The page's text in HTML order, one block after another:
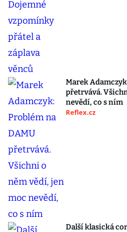
Marek
přetrvává.
nevědí, co s ním
Reflex.cz
Další klasická